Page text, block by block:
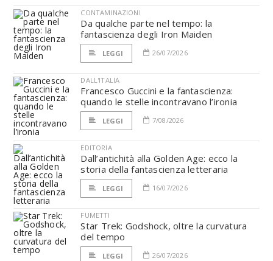
CONTAMINAZIONI
Da qualche parte nel tempo: la
fantascienza degli Iron Maiden
LEGGI 26/07/2026
DALL'ITALIA
Francesco Guccini e la fantascienza:
quando le stelle incontravano l’ironia
LEGGI 7/08/2026
EDITORIA
Dall’antichità alla Golden Age: ecco la
storia della fantascienza letteraria
LEGGI 16/07/2026
FUMETTI
Star Trek: Godshock, oltre la curvatura
del tempo
LEGGI 26/07/2026